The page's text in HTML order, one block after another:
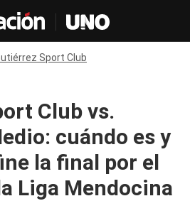
Sport Club
Club vs.
cuándo es y
la final por el
Liga Mendocina